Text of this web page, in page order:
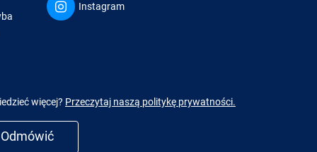
Instagram
więcej? Przeczytaj naszą politykę prywatności.
Odmówić